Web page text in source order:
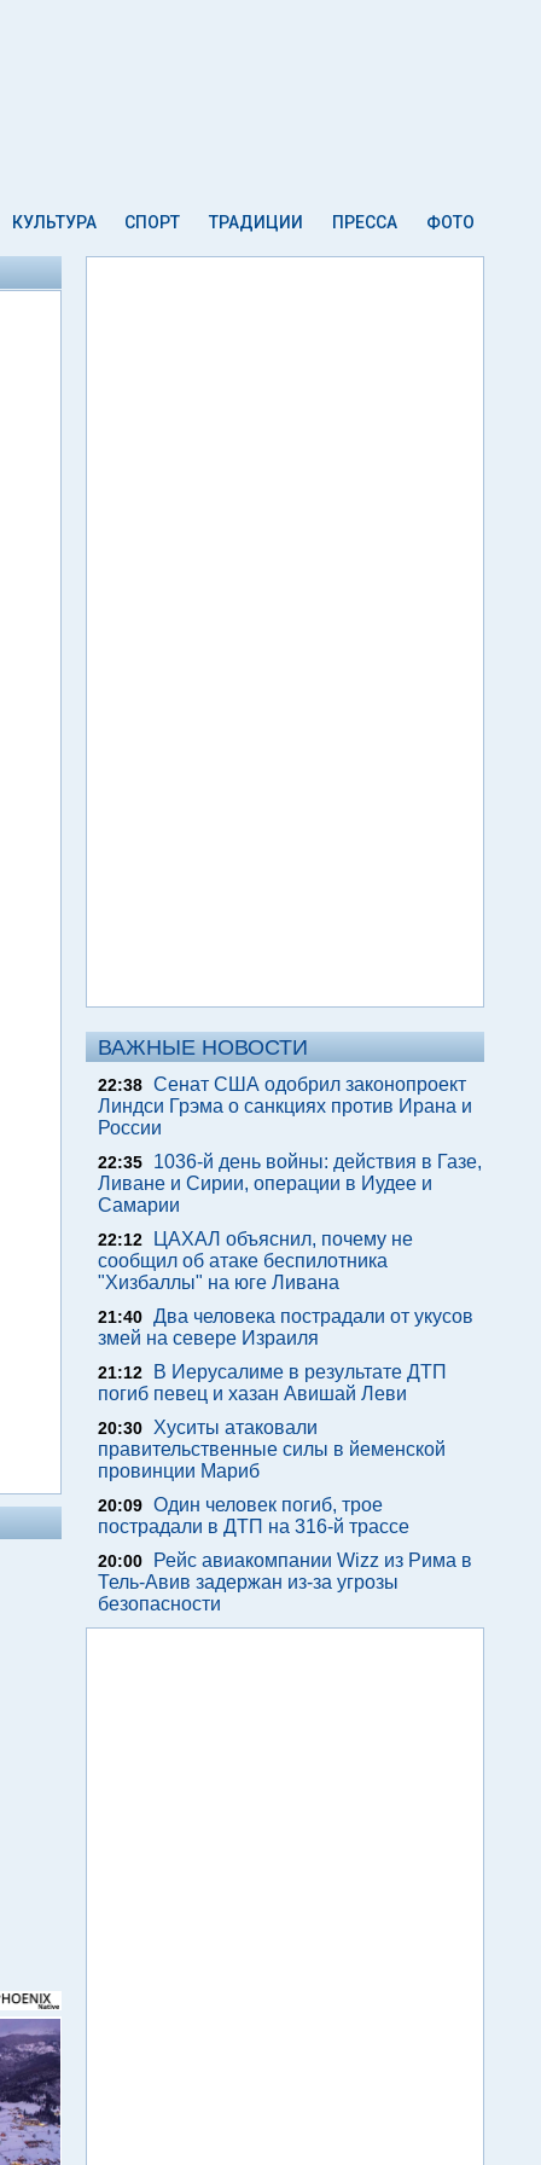
КУЛЬТУРА СПОРТ ТРАДИЦИИ ПРЕССА ФОТО
ВАЖНЫЕ НОВОСТИ
22:38 Сенат США одобрил законопроект
Линдси Грэма о санкциях против Ирана и
России
22:35
1036-й день войны: действия в Газе,
Ливане и Сирии, операции в Иудее и
Самарии
22:12
ЦАХАЛ объяснил, почему не
сообщил об атаке беспилотника
"Хизбаллы" на юге Ливана
21:40 Два человека пострадали от укусов
змей на севере Израиля
21:12
В Иерусалиме в результате ДТП
погиб певец и хазан Авишай Леви
20:30
Хуситы атаковали
правительственные силы в йеменской
провинции Мариб
20:09 Один человек погиб, трое
пострадали в ДТП на 316-й трассе
20:00
Рейс авиакомпании Wizz из Рима в
Тель-Авив задержан из-за угрозы
безопасности